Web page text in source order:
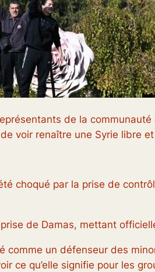
de la
voir renaître une Syrie libre
choqué par la prise de
de Damas, mettant
comme un défenseur des
ce qu’elle signifie pour les